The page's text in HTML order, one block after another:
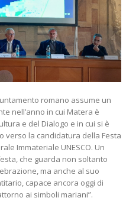
romano assume un
nell’anno in cui Matera è
e del Dialogo e in cui si è
verso la candidatura della Festa
Immateriale UNESCO. Un
che guarda non soltanto
ma anche al suo
capace ancora oggi di
ai simboli mariani”.